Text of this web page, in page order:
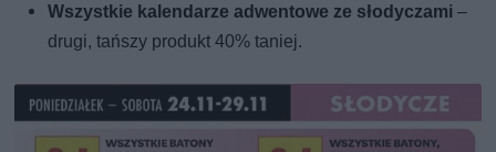
Wszystkie kalendarze adwentowe ze słodyczami –
drugi, tańszy produkt 40% taniej.